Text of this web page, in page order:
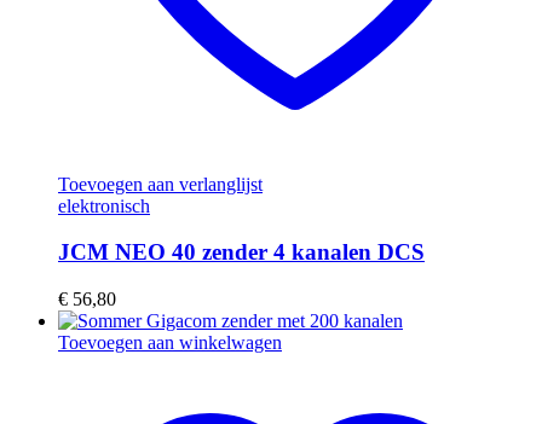
Toevoegen aan verlanglijst
elektronisch
JCM NEO 40 zender 4 kanalen DCS
€ 56,80
Toevoegen aan winkelwagen